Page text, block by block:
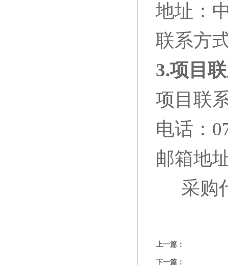
地址：
联系方
3.项目
项目联
电话：
邮箱地
采购
上一篇：
下一篇：